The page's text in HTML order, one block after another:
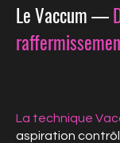
Le Vaccum —
La technique
aspiration